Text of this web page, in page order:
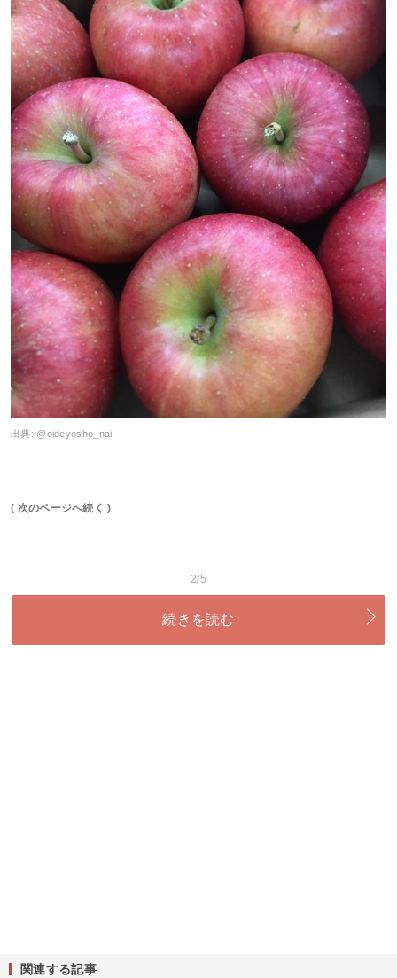
出典: @oideyosho_nai
( 次のページへ続く )
2/5
続きを読む
関連する記事